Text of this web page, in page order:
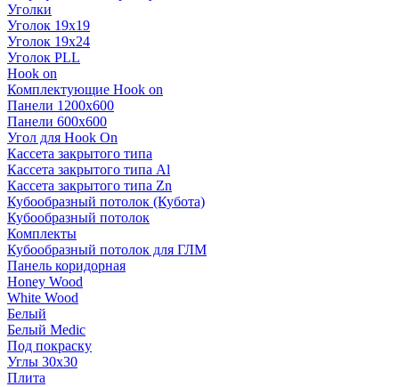
Уголки
Уголок 19х19
Уголок 19х24
Уголок PLL
Hook on
Комплектующие Hook on
Панели 1200х600
Панели 600х600
Угол для Hook On
Кассета закрытого типа
Кассета закрытого типа Al
Кассета закрытого типа Zn
Кубообразный потолок (Кубота)
Кубообразный потолок
Комплекты
Кубообразный потолок для ГЛМ
Панель коридорная
Honey Wood
White Wood
Белый
Белый Medic
Под покраску
Углы 30х30
Плита